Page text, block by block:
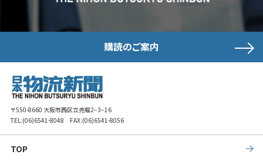
購読のご案内
〒550-8660 大阪市西区立売堀2−3−16
TEL:(06)6541-8048 FAX:(06)6541-8056
TOP